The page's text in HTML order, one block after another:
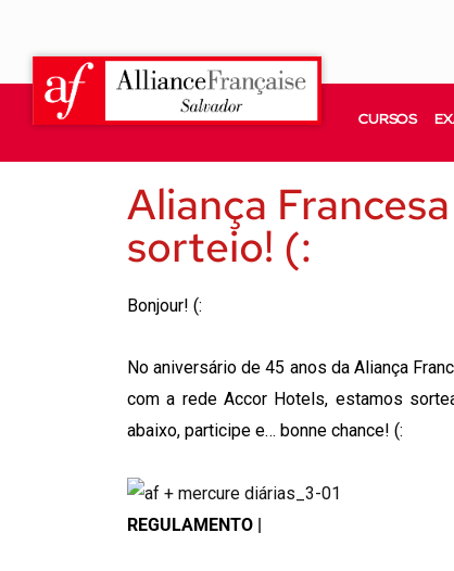
CURSOS
Aliança
sorteio! (:
Bonjour! (:
No aniversário de 45 anos da Aliança
com a rede Accor Hotels, estamos
abaixo, participe e… bonne chance! (:
REGULAMENTO |